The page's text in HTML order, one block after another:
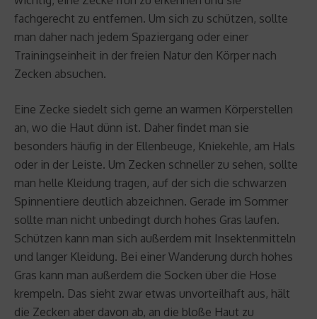
fachgerecht zu entfernen. Um sich zu schützen, sollte
man daher nach jedem Spaziergang oder einer
Trainingseinheit in der freien Natur den Körper nach
Zecken absuchen.
Eine Zecke siedelt sich gerne an warmen Körperstellen
an, wo die Haut dünn ist. Daher findet man sie
besonders häufig in der Ellenbeuge, Kniekehle, am Hals
oder in der Leiste. Um Zecken schneller zu sehen, sollte
man helle Kleidung tragen, auf der sich die schwarzen
Spinnentiere deutlich abzeichnen. Gerade im Sommer
sollte man nicht unbedingt durch hohes Gras laufen.
Schützen kann man sich außerdem mit Insektenmitteln
und langer Kleidung. Bei einer Wanderung durch hohes
Gras kann man außerdem die Socken über die Hose
krempeln. Das sieht zwar etwas unvorteilhaft aus, hält
die Zecken aber davon ab, an die bloße Haut zu